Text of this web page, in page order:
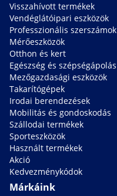
Visszahívott termékek
Vendéglátóipari eszközök
Professzionális szerszámok
Mérőeszközök
Otthon és kert
Egészség és szépségápolás
Mezőgazdasági eszközök
Takarítógépek
Irodai berendezések
Mobilitás és gondoskodás
Szállodai termékek
Sporteszközök
Használt termékek
Akció
Kedvezménykódok
Márkáink